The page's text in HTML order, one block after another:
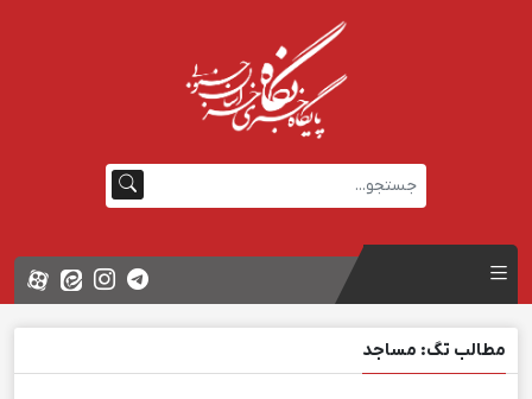
مطالب تگ: مساجد